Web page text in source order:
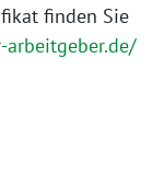
finden Sie